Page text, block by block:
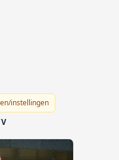
instellingen